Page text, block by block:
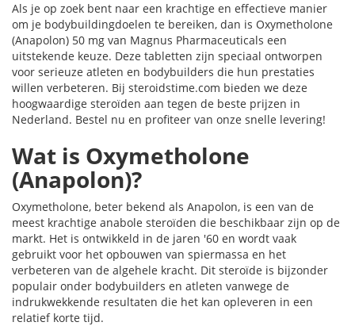
Als je op zoek bent naar een krachtige en effectieve manier
om je bodybuildingdoelen te bereiken, dan is Oxymetholone
(Anapolon) 50 mg van Magnus Pharmaceuticals een
uitstekende keuze. Deze tabletten zijn speciaal ontworpen
voor serieuze atleten en bodybuilders die hun prestaties
willen verbeteren. Bij steroidstime.com bieden we deze
hoogwaardige steroïden aan tegen de beste prijzen in
Nederland. Bestel nu en profiteer van onze snelle levering!
Wat is Oxymetholone
(Anapolon)?
Oxymetholone, beter bekend als Anapolon, is een van de
meest krachtige anabole steroïden die beschikbaar zijn op de
markt. Het is ontwikkeld in de jaren '60 en wordt vaak
gebruikt voor het opbouwen van spiermassa en het
verbeteren van de algehele kracht. Dit steroïde is bijzonder
populair onder bodybuilders en atleten vanwege de
indrukwekkende resultaten die het kan opleveren in een
relatief korte tijd.